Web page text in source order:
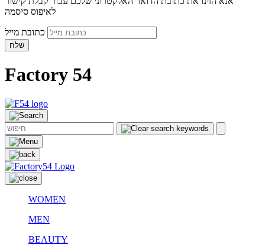
לאיפוס סיסמה
שלח
Factory 54
WOMEN
MEN
BEAUTY